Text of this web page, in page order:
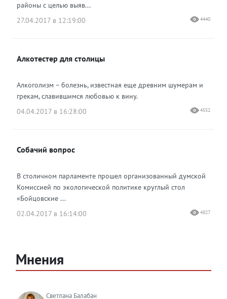
районы с целью выяв...
27.04.2017 в 12:19:00
4440
Алкотестер для столицы
Алкоголизм – болезнь, известная еще древним шумерам и
грекам, славившимся любовью к вину.
04.04.2017 в 16:28:00
4552
Собачий вопрос
В столичном парламенте прошел организованный думской
Комиссией по экологической политике круглый стол
«Бойцовские ...
02.04.2017 в 16:14:00
4827
Мнения
Светлана Балабан